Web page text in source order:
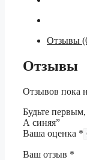
Отзывы
Отзывы
Отзывов пока
Будьте
А синяя”
Ваша оценка *
Ваш отзыв *